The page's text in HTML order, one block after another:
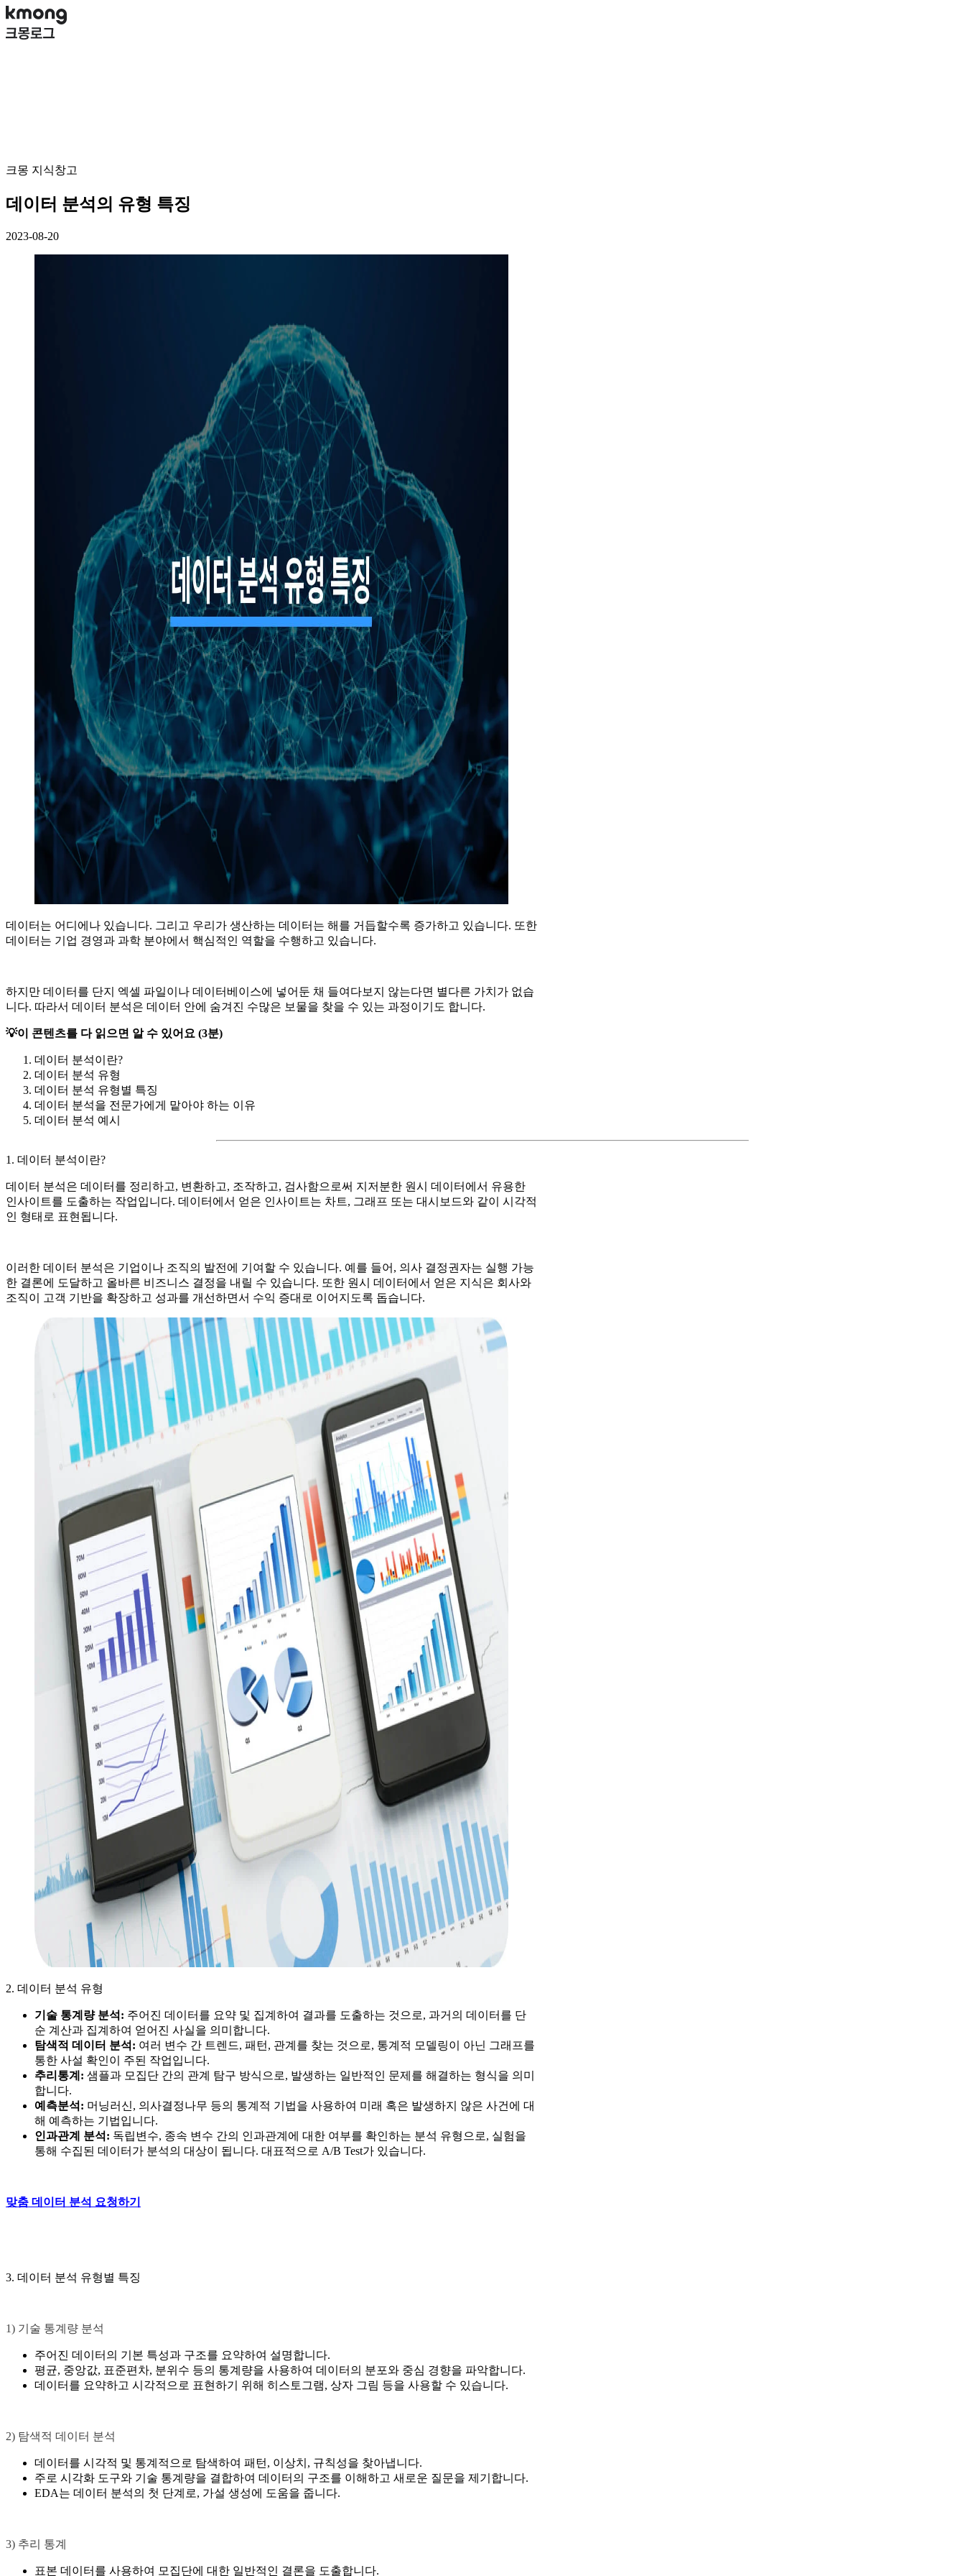
크몽 지식창고
데이터 분석의 유형 특징
2023-08-20
데이터는 어디에나 있습니다. 그리고 우리가 생산하는 데이터는 해를 거듭할수록 증가하고 있습니다. 또한
데이터는 기업 경영과 과학 분야에서 핵심적인 역할을 수행하고 있습니다.
하지만 데이터를 단지 엑셀 파일이나 데이터베이스에 넣어둔 채 들여다보지 않는다면 별다른 가치가 없습
니다. 따라서 데이터 분석은 데이터 안에 숨겨진 수많은 보물을 찾을 수 있는 과정이기도 합니다.
💡이 콘텐츠를 다 읽으면 알 수 있어요 (3분)
데이터 분석이란?
데이터 분석 유형
데이터 분석 유형별 특징
데이터 분석을 전문가에게 맡아야 하는 이유
데이터 분석 예시
1. 데이터 분석이란?
데이터 분석은 데이터를 정리하고, 변환하고, 조작하고, 검사함으로써 지저분한 원시 데이터에서 유용한
인사이트를 도출하는 작업입니다. 데이터에서 얻은 인사이트는 차트, 그래프 또는 대시보드와 같이 시각적
인 형태로 표현됩니다.
이러한 데이터 분석은 기업이나 조직의 발전에 기여할 수 있습니다. 예를 들어, 의사 결정권자는 실행 가능
한 결론에 도달하고 올바른 비즈니스 결정을 내릴 수 있습니다. 또한 원시 데이터에서 얻은 지식은 회사와
조직이 고객 기반을 확장하고 성과를 개선하면서 수익 증대로 이어지도록 돕습니다.
2. 데이터 분석 유형
기술 통계량 분석: 주어진 데이터를 요약 및 집계하여 결과를 도출하는 것으로, 과거의 데이터를 단
순 계산과 집계하여 얻어진 사실을 의미합니다.
탐색적 데이터 분석: 여러 변수 간 트렌드, 패턴, 관계를 찾는 것으로, 통계적 모델링이 아닌 그래프를
통한 사설 확인이 주된 작업입니다.
추리통계: 샘플과 모집단 간의 관계 탐구 방식으로, 발생하는 일반적인 문제를 해결하는 형식을 의미
합니다.
예측분석: 머닝러신, 의사결정나무 등의 통계적 기법을 사용하여 미래 혹은 발생하지 않은 사건에 대
해 예측하는 기법입니다.
인과관계 분석: 독립변수, 종속 변수 간의 인과관계에 대한 여부를 확인하는 분석 유형으로, 실험을
통해 수집된 데이터가 분석의 대상이 됩니다. 대표적으로 A/B Test가 있습니다.
맞춤 데이터 분석 요청하기
3. 데이터 분석 유형별 특징
1) 기술 통계량 분석
주어진 데이터의 기본 특성과 구조를 요약하여 설명합니다.
평균, 중앙값, 표준편차, 분위수 등의 통계량을 사용하여 데이터의 분포와 중심 경향을 파악합니다.
데이터를 요약하고 시각적으로 표현하기 위해 히스토그램, 상자 그림 등을 사용할 수 있습니다.
2) 탐색적 데이터 분석
데이터를 시각적 및 통계적으로 탐색하여 패턴, 이상치, 규칙성을 찾아냅니다.
주로 시각화 도구와 기술 통계량을 결합하여 데이터의 구조를 이해하고 새로운 질문을 제기합니다.
EDA는 데이터 분석의 첫 단계로, 가설 생성에 도움을 줍니다.
3) 추리 통계
표본 데이터를 사용하여 모집단에 대한 일반적인 결론을 도출합니다.